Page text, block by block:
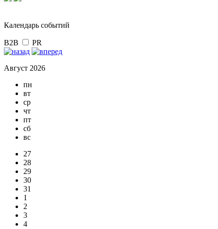
Календарь событий
B2B PR
Август 2026
пн
вт
ср
чт
пт
сб
вс
27
28
29
30
31
1
2
3
4